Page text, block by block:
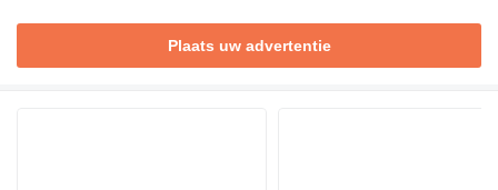
Plaats uw advertentie